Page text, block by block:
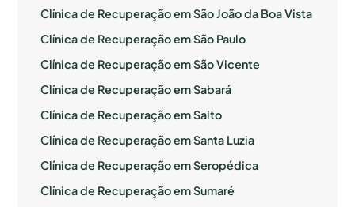
Clínica de Recuperação em São João da Boa Vista
Clínica de Recuperação em São Paulo
Clínica de Recuperação em São Vicente
Clínica de Recuperação em Sabará
Clínica de Recuperação em Salto
Clínica de Recuperação em Santa Luzia
Clínica de Recuperação em Seropédica
Clínica de Recuperação em Sumaré